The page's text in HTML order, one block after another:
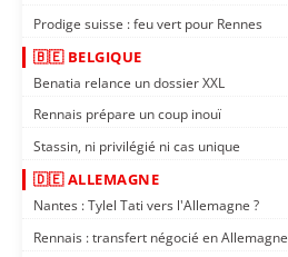
Prodige suisse : feu vert pour Rennes
🇧🇪 BELGIQUE
Benatia relance un dossier XXL
Rennais prépare un coup inouï
Stassin, ni privilégié ni cas unique
🇩🇪 ALLEMAGNE
Nantes : Tylel Tati vers l'Allemagne ?
Rennais : transfert négocié en Allemagne